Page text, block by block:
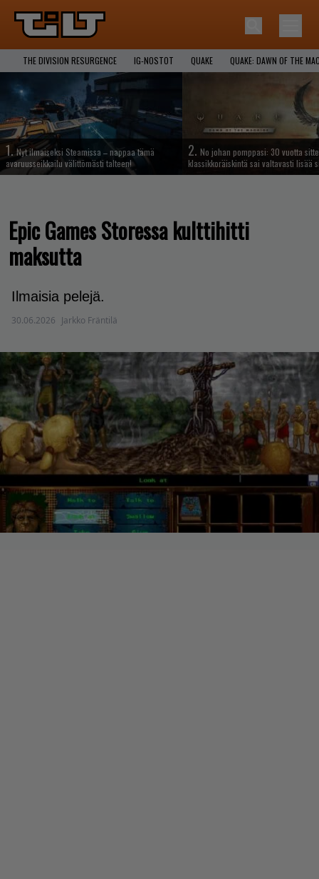
THE DIVISION RESURGENCE IG-NOSTOT QUAKE QUAKE: DAWN OF THE
1. Nyt ilmaiseksi Steamissa – nappaa tämä
avaruusseikkailu välittömästi talteen!
2. No johan pomppasi: 30 vuotta
klassikkoräiskintä sai valtavasti lisää
Epic Games Storessa kulttihitti
maksutta
Ilmaisia pelejä.
30.06.2026 Jarkko Fräntilä